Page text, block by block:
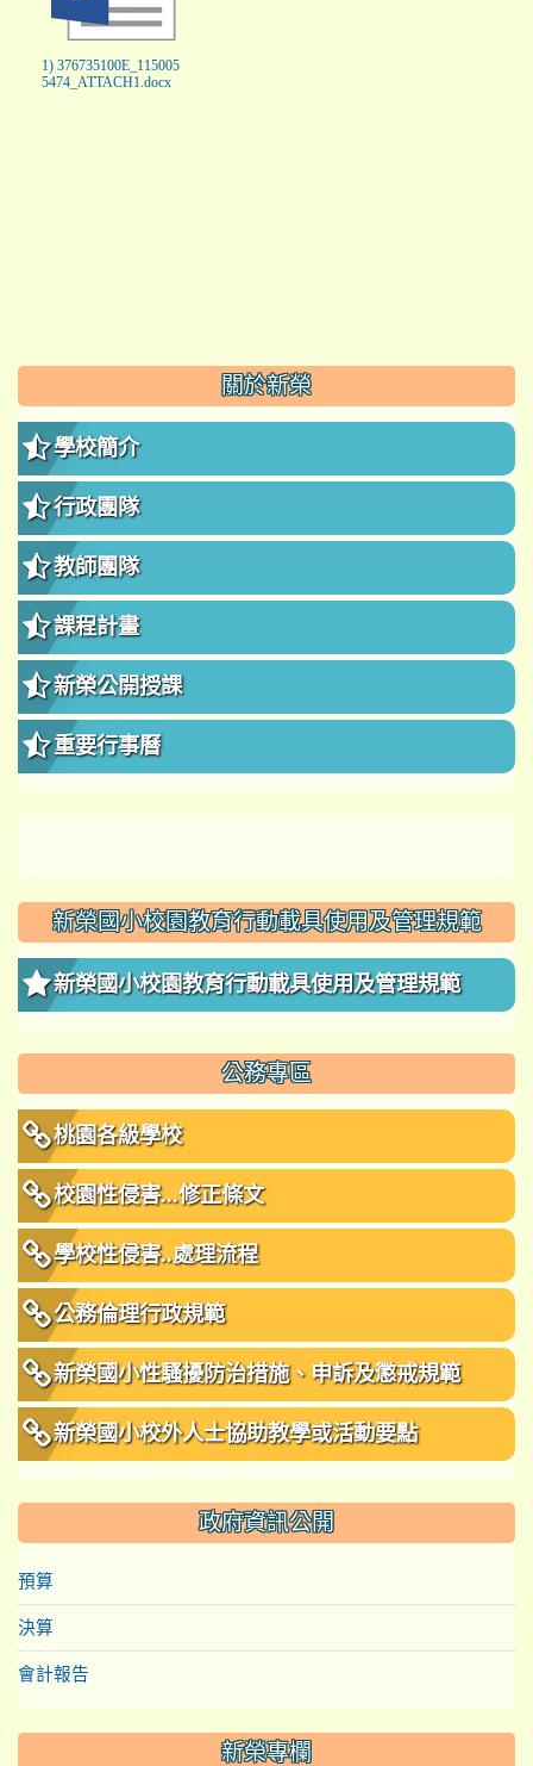
1) 376735100E_115005
5474_ATTACH1.docx
::: 關於新榮
學校簡介
行政團隊
教師團隊
課程計畫
新榮公開授課
重要行事曆
新榮國小校園教育行動載具使用及管理規範
新榮國小校園教育行動載具使用及管理規範
公務專區
桃園各級學校
校園性侵害...修正條文
學校性侵害..處理流程
公務倫理行政規範
新榮國小性騷擾防治措施、申訴及懲戒規範
新榮國小校外人士協助教學或活動要點
政府資訊公開
預算
決算
會計報告
新榮專欄